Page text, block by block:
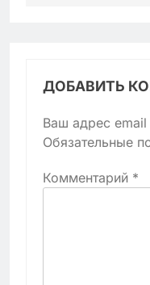
ДОБАВИТЬ
Ваш адрес email
Обязательные
Комментарий *